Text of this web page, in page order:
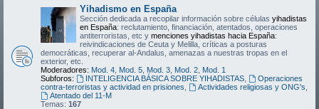
Yihadismo en España
Sección dedicada a recopilar información sobre células yihadistas
en España: reclutamiento, financiación, atentados, operaciones
antiterroristas, etc y menciones yihadistas hacia España:
reivindicaciones de Ceuta y Melilla, críticas a posturas
democráticas, recuperar al-Andalus, amenazas a nuestras tropas en el
exterior, etc.
Moderadores: Mod. 4 Mod. 5 Mod. 3 Mod. 2 Mod. 1
Subforos:
INTELIGENCIA BÁSICA SOBRE YIHADISTAS,
Operaciones
contra-terroristas y actividad en prisiones
Actividades religiosas y ONG's
Atentado del 11-M
Temas: 167